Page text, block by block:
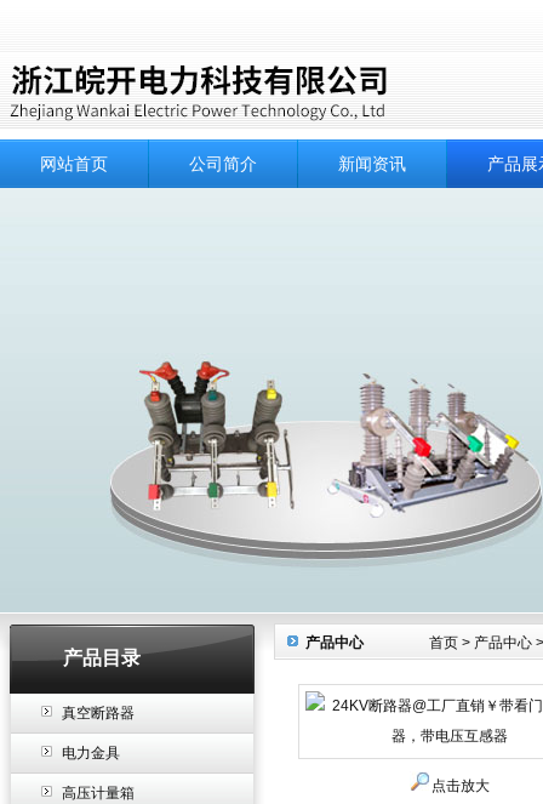
网站首页 公司简介 新闻资讯 产品展
产品目录
真空断路器
电力金具
高压计量箱
首页 > 产品中心
产品中心
点击放大